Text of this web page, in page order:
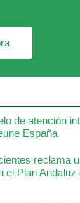
de atención
España
reclama
el Plan